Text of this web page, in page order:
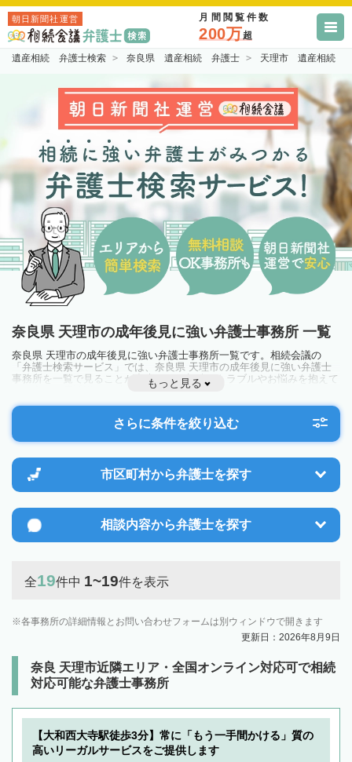
朝日新聞社運営 月間閲覧件数
200万超
遺産相続 弁護士検索 奈良県 遺産相続 弁護士 天理市 遺産相続
奈良県 天理市の成年後見に強い弁護士事務所 一覧
奈良県 天理市の成年後見に強い弁護士事務所一覧です。相続会議の
「弁護士検索サービス」では、奈良県 天理市の成年後見に強い弁護士
事務所を一覧で見ることが出来ます。相続のトラブルやお悩みを抱えて
いる方は一度近隣の弁護士に相談してみましょう。
もっと見る
さらに条件を絞り込む
市区町村から弁護士を探す
相談内容から弁護士を探す
全19件中 1~19件を表示
各事務所の詳細情報とお問い合わせフォームは別ウィンドウで開きます
更新日：2026年8月9日
奈良 天理市近隣エリア・全国オンライン対応可で相続
対応可能な弁護士事務所
【大和西大寺駅徒歩3分】常に「もう一手間かける」質の
高いリーガルサービスをご提供します